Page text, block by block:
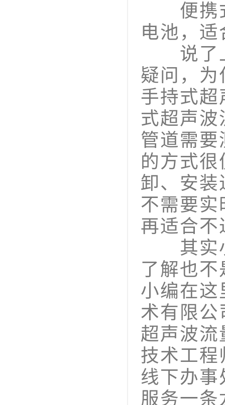
便携式
电池，
说了上
疑问，为
手持式
式超声
管道需
的方式
卸、安装
不需要
再适合不
其实小
了解也
小编在
术有限公
超声波
技术工程
线下办
服务一条